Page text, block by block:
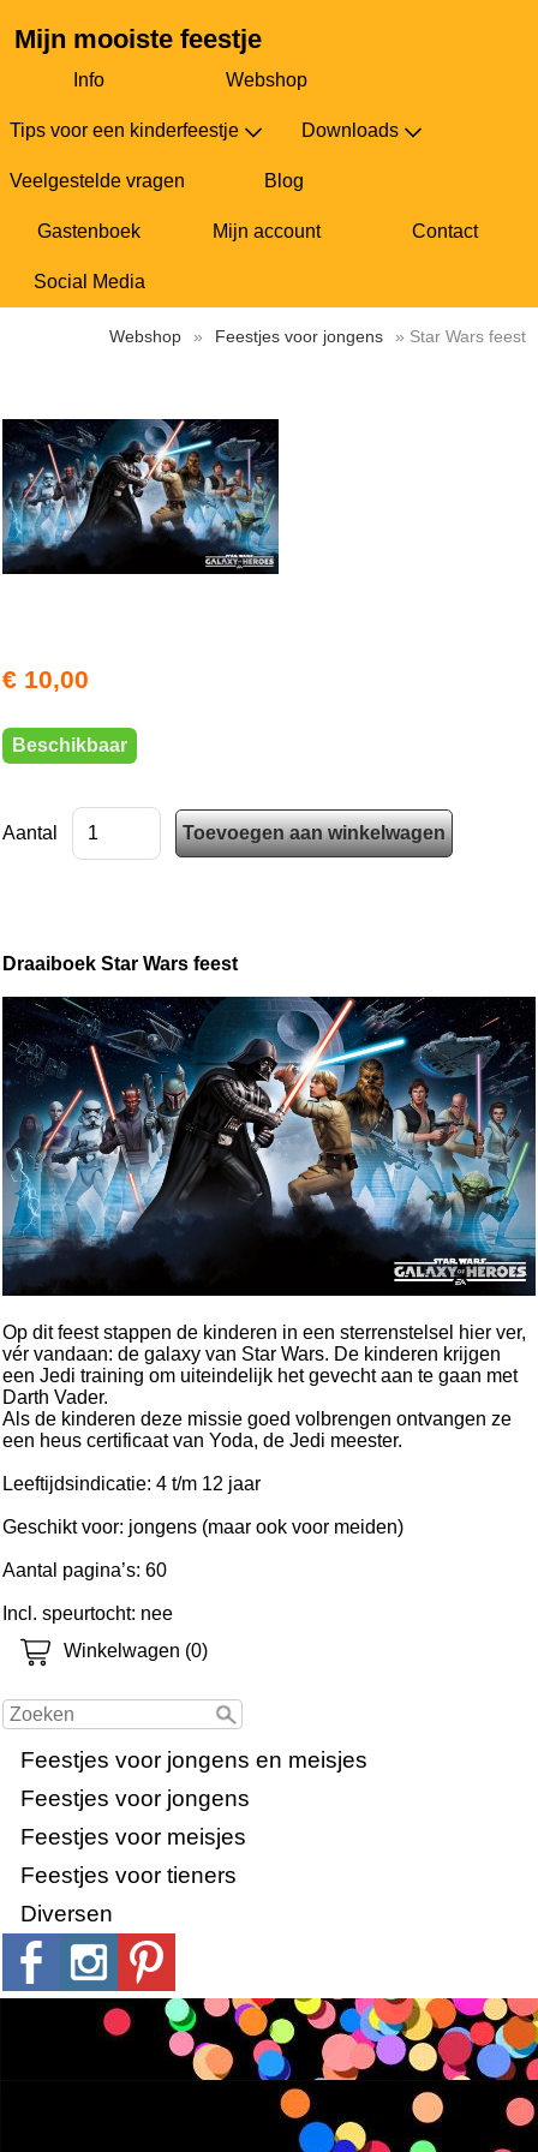
Mijn mooiste feestje
Info Webshop
Tips voor een kinderfeestje Downloads
Veelgestelde vragen Blog
Gastenboek Mijn account Contact
Social Media
Winkelwagen (0)
Feestjes voor jongens en meisjes
Feestjes voor jongens
Feestjes voor meisjes
Feestjes voor tieners
Diversen
Webshop » Feestjes voor jongens » Star Wars feest
€ 10,00
Beschikbaar
Aantal
Draaiboek Star Wars feest
Op dit feest stappen de kinderen in een sterrenstelsel hier ver,
vér vandaan: de galaxy van Star Wars. De kinderen krijgen
een Jedi training om uiteindelijk het gevecht aan te gaan met
Darth Vader.
Als de kinderen deze missie goed volbrengen ontvangen ze
een heus certificaat van Yoda, de Jedi meester.
Leeftijdsindicatie: 4 t/m 12 jaar
Geschikt voor: jongens (maar ook voor meiden)
Aantal pagina’s: 60
Incl. speurtocht: nee